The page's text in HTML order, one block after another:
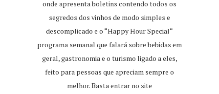
onde apresenta boletins contendo todos os
segredos dos vinhos de modo simples e
descomplicado e o “Happy Hour Special“
programa semanal que falará sobre bebidas em
geral, gastronomia e o turismo ligado a eles,
feito para pessoas que apreciam sempre o
melhor. Basta entrar no site